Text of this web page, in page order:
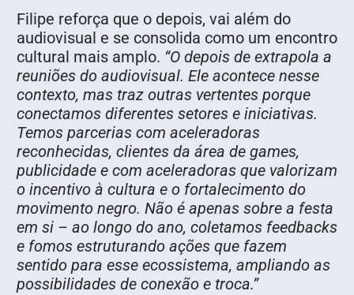
Filipe reforça que o depois, vai além do
audiovisual e se consolida como um encontro
cultural mais amplo. “O depois de extrapola a
reuniões do audiovisual. Ele acontece nesse
contexto, mas traz outras vertentes porque
conectamos diferentes setores e iniciativas.
Temos parcerias com aceleradoras
reconhecidas, clientes da área de games,
publicidade e com aceleradoras que valorizam
o incentivo à cultura e o fortalecimento do
movimento negro. Não é apenas sobre a festa
em si – ao longo do ano, coletamos feedbacks
e fomos estruturando ações que fazem
sentido para esse ecossistema, ampliando as
possibilidades de conexão e troca.”